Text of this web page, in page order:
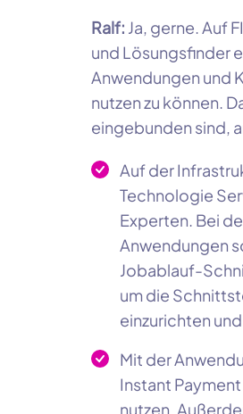
Ralf: Ja, gerne. Auf
und Lösungsfinder
Anwendungen und
nutzen zu können.
eingebunden sind,
Auf der
Technologie
Experten. Bei
Anwendungen
Jobablauf-
um die
einzurichten
Mit der
Instant
nutzen.